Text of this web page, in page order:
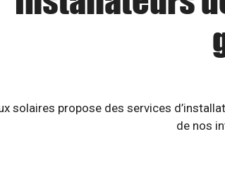
solaires propose des services
de nos